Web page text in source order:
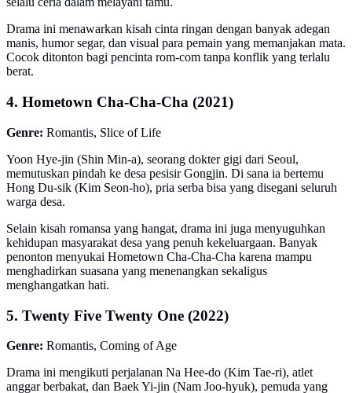
Drama ini menawarkan kisah cinta ringan dengan banyak adegan
manis, humor segar, dan visual para pemain yang memanjakan mata.
Cocok ditonton bagi pencinta rom-com tanpa konflik yang terlalu
berat.
4. Hometown Cha-Cha-Cha (2021)
Genre: Romantis, Slice of Life
Yoon Hye-jin (Shin Min-a), seorang dokter gigi dari Seoul,
memutuskan pindah ke desa pesisir Gongjin. Di sana ia bertemu
Hong Du-sik (Kim Seon-ho), pria serba bisa yang disegani seluruh
warga desa.
Selain kisah romansa yang hangat, drama ini juga menyuguhkan
kehidupan masyarakat desa yang penuh kekeluargaan. Banyak
penonton menyukai Hometown Cha-Cha-Cha karena mampu
menghadirkan suasana yang menenangkan sekaligus
menghangatkan hati.
5. Twenty Five Twenty One (2022)
Genre: Romantis, Coming of Age
Drama ini mengikuti perjalanan Na Hee-do (Kim Tae-ri), atlet
anggar berbakat, dan Baek Yi-jin (Nam Joo-hyuk), pemuda yang